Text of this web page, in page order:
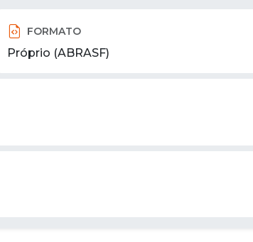
FORMATO
Próprio (ABRASF)